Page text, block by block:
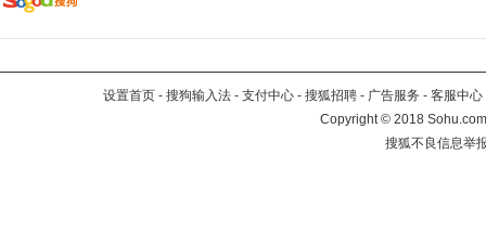
设置首页 - 搜狗输入法 - 支付中心 - 搜狐招聘 - 广告服务 - 客服中心
Copyright©2018
搜狐不良信息举